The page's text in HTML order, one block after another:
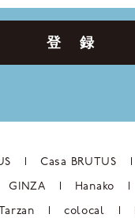
登 録
Casa BRUTUS
GINZA Hanako
Tarzan colocal